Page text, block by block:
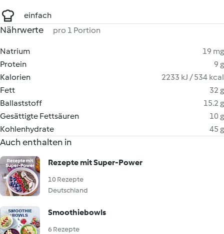
einfach
Nährwerte pro 1 Portion
Natrium
19 mg
Protein
9 g
Kalorien
2233 kJ / 534 kcal
Fett
32 g
Ballaststoff
15.2 g
Gesättigte Fettsäuren
10 g
Kohlenhydrate
45 g
Auch enthalten in
Rezepte mit Super-Power
10 Rezepte
Deutschland
Smoothiebowls
6 Rezepte